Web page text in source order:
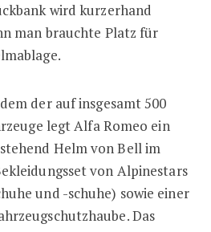
wird kurzerhand
man brauchte Platz für
der auf insgesamt 500
legt Alfa Romeo ein
Helm von Bell im
von Alpinestars
und -schuhe) sowie einer
Das